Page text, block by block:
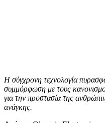
Η σύγχρονη τεχνολογία
συμμόρφωση με τους
για την προστασία της
ανάγκης.